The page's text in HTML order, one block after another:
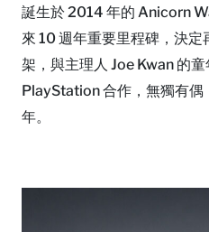
誕生於 2014 年的 Anicorn
來 10 週年重要里程碑，決
架，與主理人 Joe Kwan 的
PlayStation 合作，無獨有
年。